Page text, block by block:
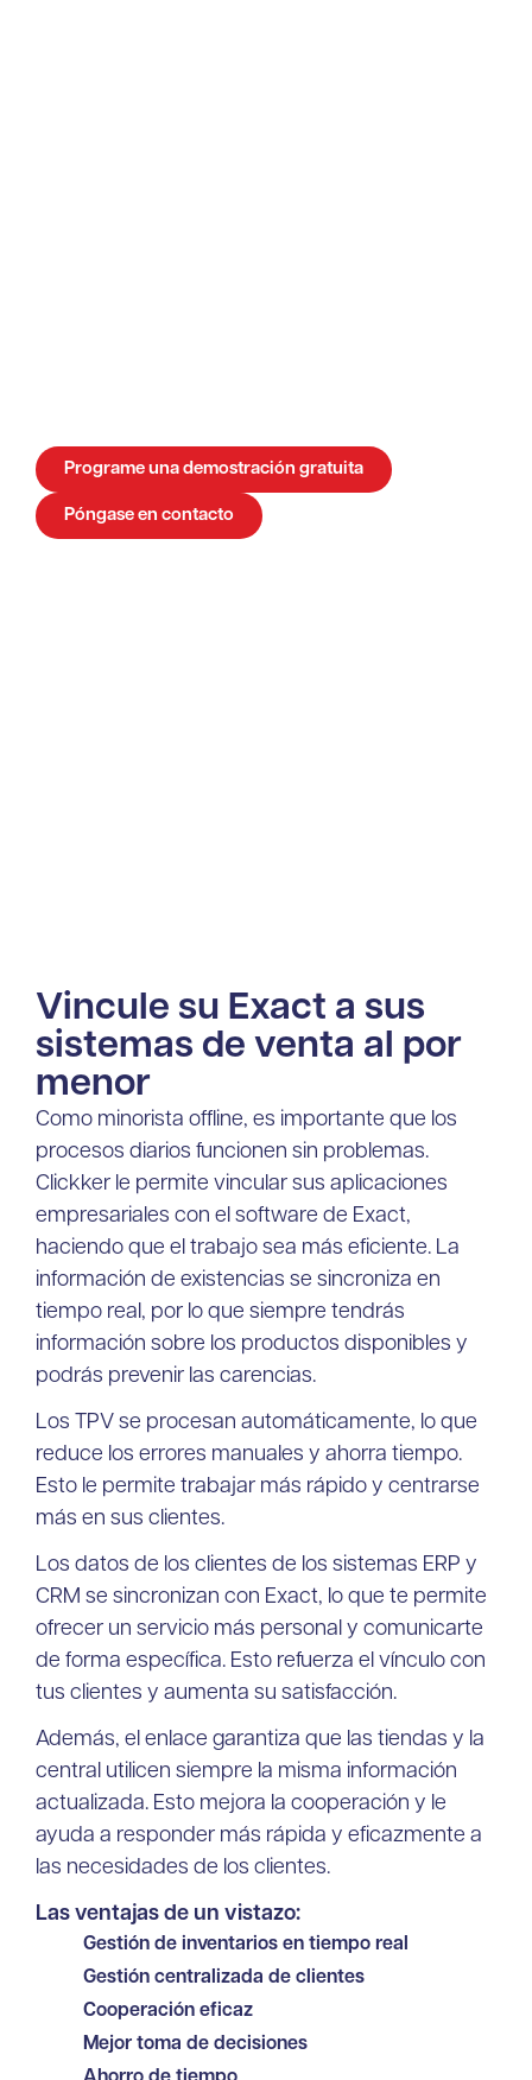
Programe una demostración gratuita
Póngase en contacto
Vincule su Exact a sus
sistemas de venta al por
menor
Como minorista offline, es importante que los
procesos diarios funcionen sin problemas.
Clickker le permite vincular sus aplicaciones
empresariales con el software de Exact,
haciendo que el trabajo sea más eficiente. La
información de existencias se sincroniza en
tiempo real, por lo que siempre tendrás
información sobre los productos disponibles y
podrás prevenir las carencias.
Los TPV se procesan automáticamente, lo que
reduce los errores manuales y ahorra tiempo.
Esto le permite trabajar más rápido y centrarse
más en sus clientes.
Los datos de los clientes de los sistemas ERP y
CRM se sincronizan con Exact, lo que te permite
ofrecer un servicio más personal y comunicarte
de forma específica. Esto refuerza el vínculo con
tus clientes y aumenta su satisfacción.
Además, el enlace garantiza que las tiendas y la
central utilicen siempre la misma información
actualizada. Esto mejora la cooperación y le
ayuda a responder más rápida y eficazmente a
las necesidades de los clientes.
Las ventajas de un vistazo:
Gestión de inventarios en tiempo real
Gestión centralizada de clientes
Cooperación eficaz
Mejor toma de decisiones